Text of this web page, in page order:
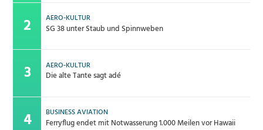
AERO-KULTUR
SG 38 unter Staub und Spinnweben
AERO-KULTUR
Die alte Tante sagt adé
BUSINESS AVIATION
Ferryflug endet mit Notwasserung 1.000 Meilen vor Hawaii